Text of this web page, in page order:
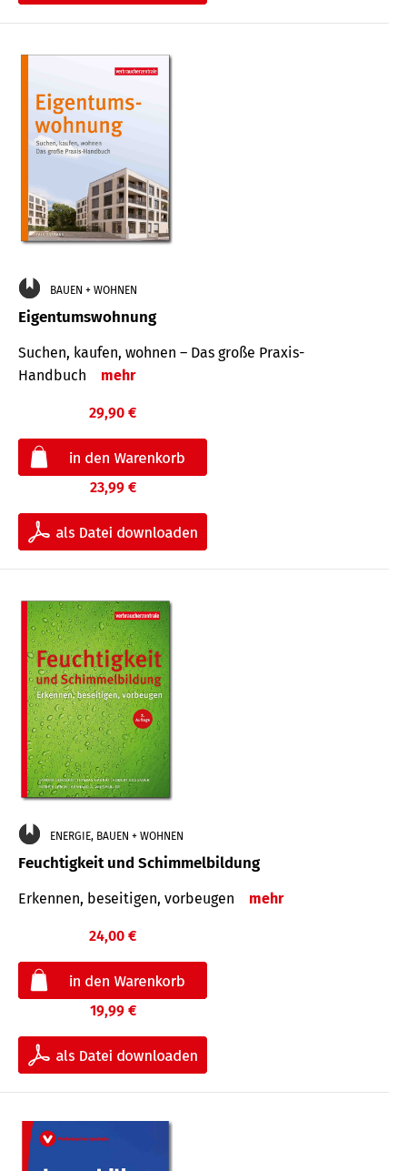
BAUEN + WOHNEN
Eigentumswohnung
Suchen, kaufen, wohnen – Das große Praxis-
Handbuch
mehr
29,90 €
23,99 €
ENERGIE, BAUEN + WOHNEN
Feuchtigkeit und Schimmelbildung
Erkennen, beseitigen, vorbeugen mehr
24,00 €
19,99 €